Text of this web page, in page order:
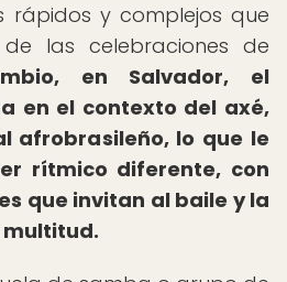
rápidos y complejos que
las celebraciones de
en Salvador, el
en el contexto del axé,
afrobrasileño, lo que le
rítmico diferente, con
que invitan al baile y la
multitud.